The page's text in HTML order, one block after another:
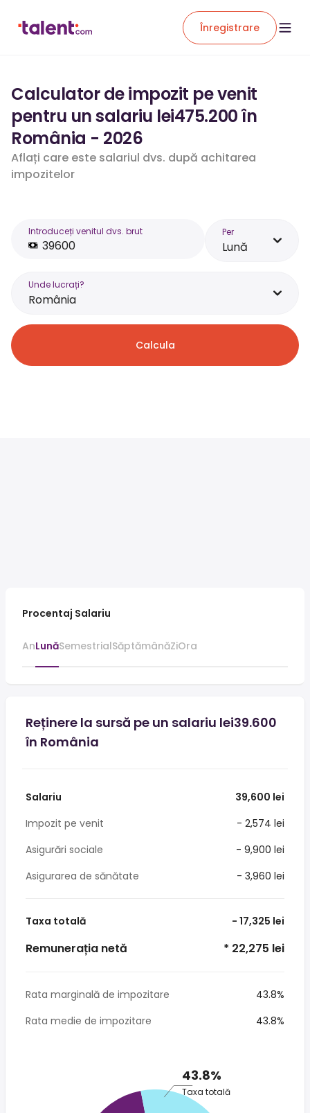
Înregistrare
Calculator de impozit pe venit
pentru un salariu lei475.200 în
România - 2026
Aflați care este salariul dvs. după achitarea
impozitelor
Introduceți venitul dvs. brut Per
Lună
Unde lucrați?
România
Calcula
Procentaj Salariu
AnLunăSemestrialSăptămânăZiOra
Reținere la sursă pe un salariu lei39.600
în România
Salariu
39,600 lei
Impozit pe venit
- 2,574 lei
Asigurări sociale
- 9,900 lei
Asigurarea de sănătate
- 3,960 lei
Taxa totală - 17,325 lei
Remunerația netă * 22,275 lei
Rata marginală de impozitare
43.8%
Rata medie de impozitare
43.8%
43.8%
Taxa totală